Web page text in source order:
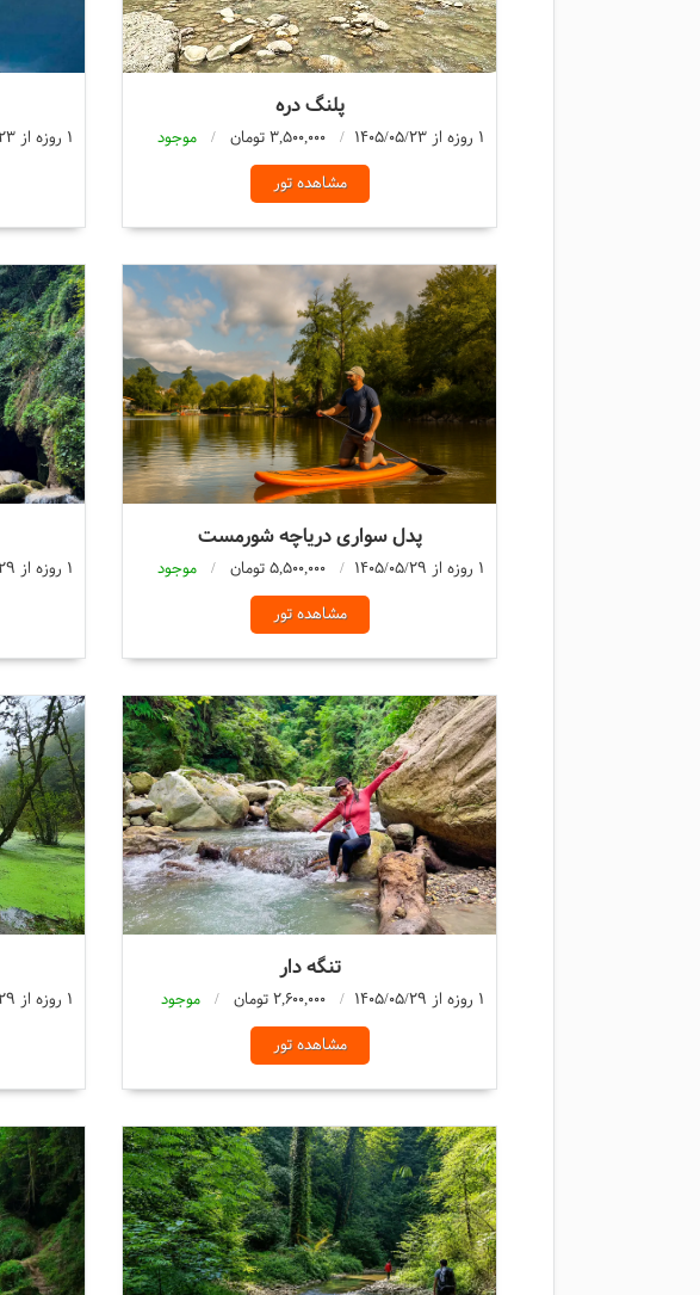
پلنگ دره
1 روزه از 1405/05/23 3,500,000 تومان
موجود
مشاهده تور
1 روزه از 1405/05/23
پدل سواری دریاچه شورمست
1 روزه از 1405/05/29 5,500,000 تومان
موجود
مشاهده تور
1 روزه از 1405/05/29
تنگه دار
1 روزه از 1405/05/29 2,600,000 تومان
موجود
مشاهده تور
1 روزه از 1405/05/29